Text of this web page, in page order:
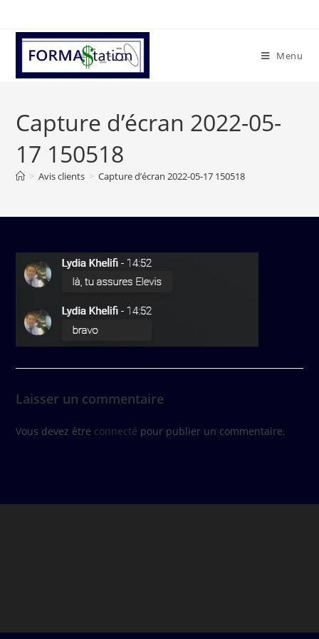
Menu
Capture d’écran 2022-05-
17 150518
> Avis clients > Capture d’écran 2022-05-17 150518
Laisser un commentaire
Vous devez être connecté pour publier un commentaire.